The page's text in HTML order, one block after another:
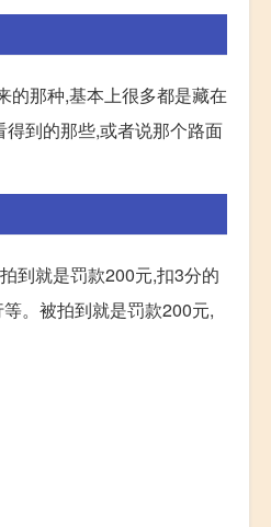
的那种,基本上很多都是藏在
到的那些,或者说那个路面
到就是罚款200元,扣3分的
。被拍到就是罚款200元,